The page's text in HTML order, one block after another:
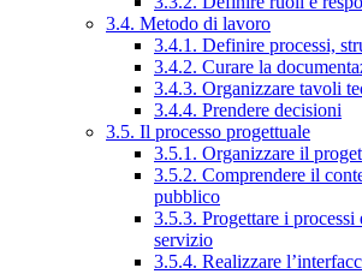
3.4. Metodo di lavoro
3.4.1. Definire processi,
3.4.2. Curare la
3.4.3. Organizzare tavoli
3.4.4. Prendere decisioni
3.5. Il processo progettuale
3.5.1. Organizzare il
3.5.2. Comprendere il
pubblico
3.5.3. Progettare i processi
servizio
3.5.4. Realizzare